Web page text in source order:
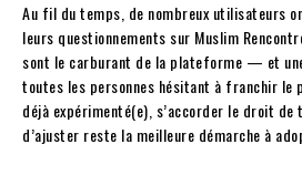
Au fil du temps, de nombreux utilisateurs
leurs questionnements sur Muslim
sont le carburant de la plateforme — et
toutes les personnes hésitant à franchir le
déjà expérimenté(e), s’accorder le droit de
d’ajuster reste la meilleure démarche à